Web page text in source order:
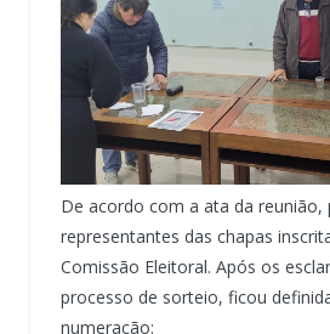
De acordo com a ata da reunião,
representantes das chapas
Comissão Eleitoral. Após os
processo de sorteio, ficou
numeração: